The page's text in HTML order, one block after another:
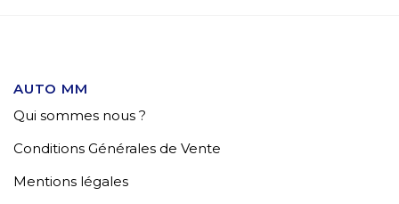
AUTO MM
Qui sommes nous ?
Conditions Générales de Vente
Mentions légales